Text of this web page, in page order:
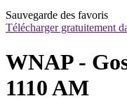
Sauvegarde des favoris
Télécharger gratuitement
WNAP -
1110 AM